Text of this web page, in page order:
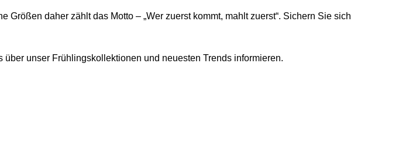
daher zählt das Motto – „Wer zuerst kommt, mahlt zuerst“. Sichern Sie sich
unser Frühlingskollektionen und neuesten Trends informieren.